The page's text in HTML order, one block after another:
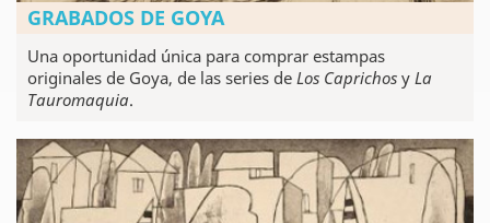
GRABADOS DE GOYA
Una oportunidad única para comprar estampas
originales de Goya, de las series de Los Caprichos y La
Tauromaquia.